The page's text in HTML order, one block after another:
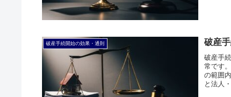
破産手続開始の効果・通則 破産
破産手
常です
の範囲
と法人